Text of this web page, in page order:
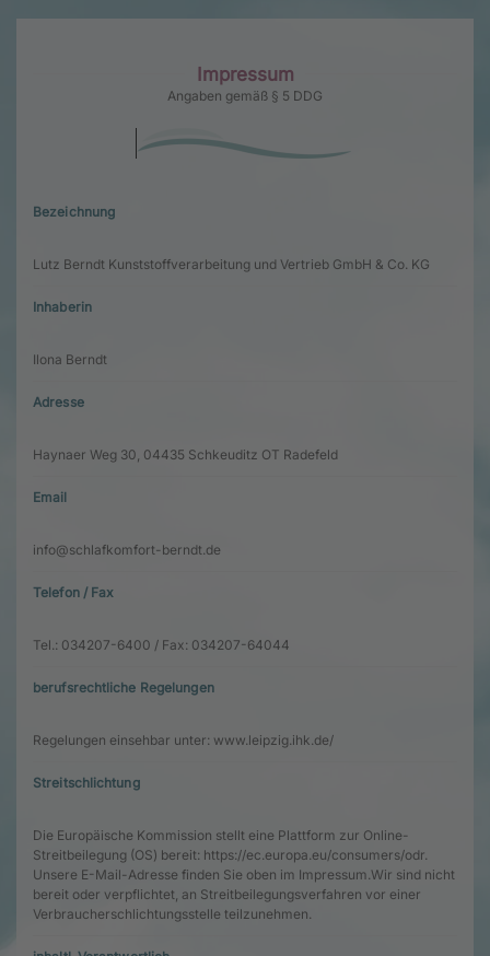
Impressum
Angaben gemäß § 5 DDG
Bezeichnung
Lutz Berndt Kunststoffverarbeitung und Vertrieb GmbH & Co. KG
Inhaberin
Ilona Berndt
Adresse
Haynaer Weg 30, 04435 Schkeuditz OT Radefeld
Email
info@schlafkomfort-berndt.de
Telefon / Fax
Tel.: 034207-6400 / Fax: 034207-64044
berufsrechtliche Regelungen
Regelungen einsehbar unter: www.leipzig.ihk.de/
Streitschlichtung
Die Europäische Kommission stellt eine Plattform zur Online-
Streitbeilegung (OS) bereit: https://ec.europa.eu/consumers/odr
Unsere E-Mail-Adresse finden Sie oben im Impressum.Wir sind nicht
bereit oder verpflichtet, an Streitbeilegungsverfahren vor einer
Verbraucherschlichtungsstelle teilzunehmen.